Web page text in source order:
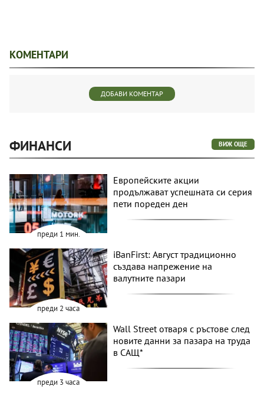
КОМЕНТАРИ
ДОБАВИ КОМЕНТАР
ФИНАНСИ ВИЖ ОЩЕ
преди 1 мин.
Европейските акции
продължават успешната си серия
пети пореден ден
преди 2 часа
iBanFirst: Август традиционно
създава напрежение на
валутните пазари
преди 3 часа
Wall Street отваря с ръстове след
новите данни за пазара на труда
в САЩ*